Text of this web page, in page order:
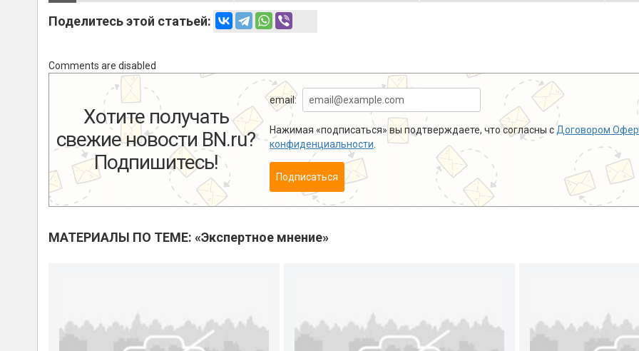
Поделитесь этой статьей:
Comments are disabled
Хотите получать
свежие новости BN.ru?
Подпишитесь!
email:
Нажимая «подписаться» вы подтверждаете, что согласны с Договором
конфиденциальности
Подписаться
МАТЕРИАЛЫ ПО ТЕМЕ: «Экспертное мнение»